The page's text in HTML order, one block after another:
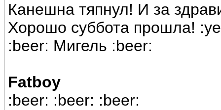
Канешна тяпнул! И за
Хорошо суббота прошла!
:beer: Мигель :beer:
Fatboy
:beer: :beer: :beer: